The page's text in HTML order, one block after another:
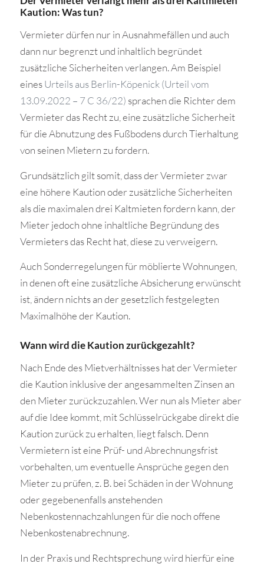
Kaution: Was tun?
Vermieter dürfen nur in Ausnahmefällen und auch
dann nur begrenzt und inhaltlich begründet
zusätzliche Sicherheiten verlangen. Am Beispiel
einesUrteils aus Berlin-Köpenick (Urteil vom
13.09.2022 – 7 C 36/22) sprachen die Richter dem
Vermieter das Recht zu, eine zusätzliche Sicherheit
für die Abnutzung des Fußbodens durch Tierhaltung
von seinen Mietern zu fordern.
Grundsätzlich gilt somit, dass der Vermieter zwar
eine höhere Kaution oder zusätzliche Sicherheiten
als die maximalen drei Kaltmieten fordern kann, der
Mieter jedoch ohne inhaltliche Begründung des
Vermieters das Recht hat, diese zu verweigern.
Auch Sonderregelungen für möblierte Wohnungen,
in denen oft eine zusätzliche Absicherung erwünscht
ist, ändern nichts an der gesetzlich festgelegten
Maximalhöhe der Kaution.
Wann wird die Kaution zurückgezahlt?
Nach Ende des Mietverhältnisses hat der Vermieter
die Kaution inklusive der angesammelten Zinsen an
den Mieter zurückzuzahlen. Wer nun als Mieter aber
auf die Idee kommt, mit Schlüsselrückgabe direkt die
Kaution zurück zu erhalten, liegt falsch. Denn
Vermietern ist eine Prüf- und Abrechnungsfrist
vorbehalten, um eventuelle Ansprüche gegen den
Mieter zu prüfen, z. B. bei Schäden in der Wohnung
oder gegebenenfalls anstehenden
Nebenkostennachzahlungen für die noch offene
Nebenkostenabrechnung.
In der Praxis und Rechtsprechung wird hierfür eine